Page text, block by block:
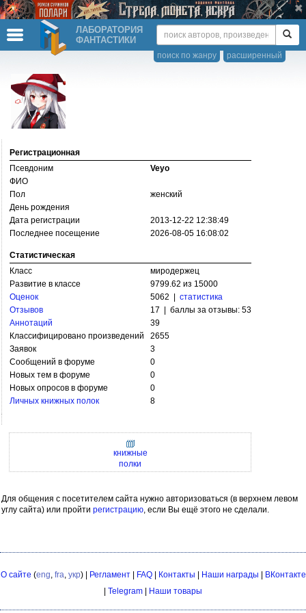
ЛАБОРАТОРИЯ
ФАНТАСТИКИ
расширенный
поиск по жанру
Регистрационная
Псевдоним
Veyo
ФИО
Пол
женский
День рождения
Дата регистрации
2013-12-22 12:38:49
Последнее посещение
2026-08-05 16:08:02
Статистическая
Класс
миродержец
Развитие в классе
9799.62 из 15000
Оценок
5062 | статистика
Отзывов
17 | баллы за отзывы: 53
Аннотаций
39
Классифицировано произведений
2655
Заявок
3
Сообщений в форуме
0
Новых тем в форуме
0
Новых опросов в форуме
0
Личных книжных полок
8
книжные
полки
Для общения с посетителем сайта нужно авторизоваться (в верхнем левом
углу сайта) или пройти регистрацию, если Вы ещё этого не сделали.
О сайте (eng, fra, укр) | Регламент| FAQ| Контакты Наши награды
ВКонтакте
Telegram Наши товары